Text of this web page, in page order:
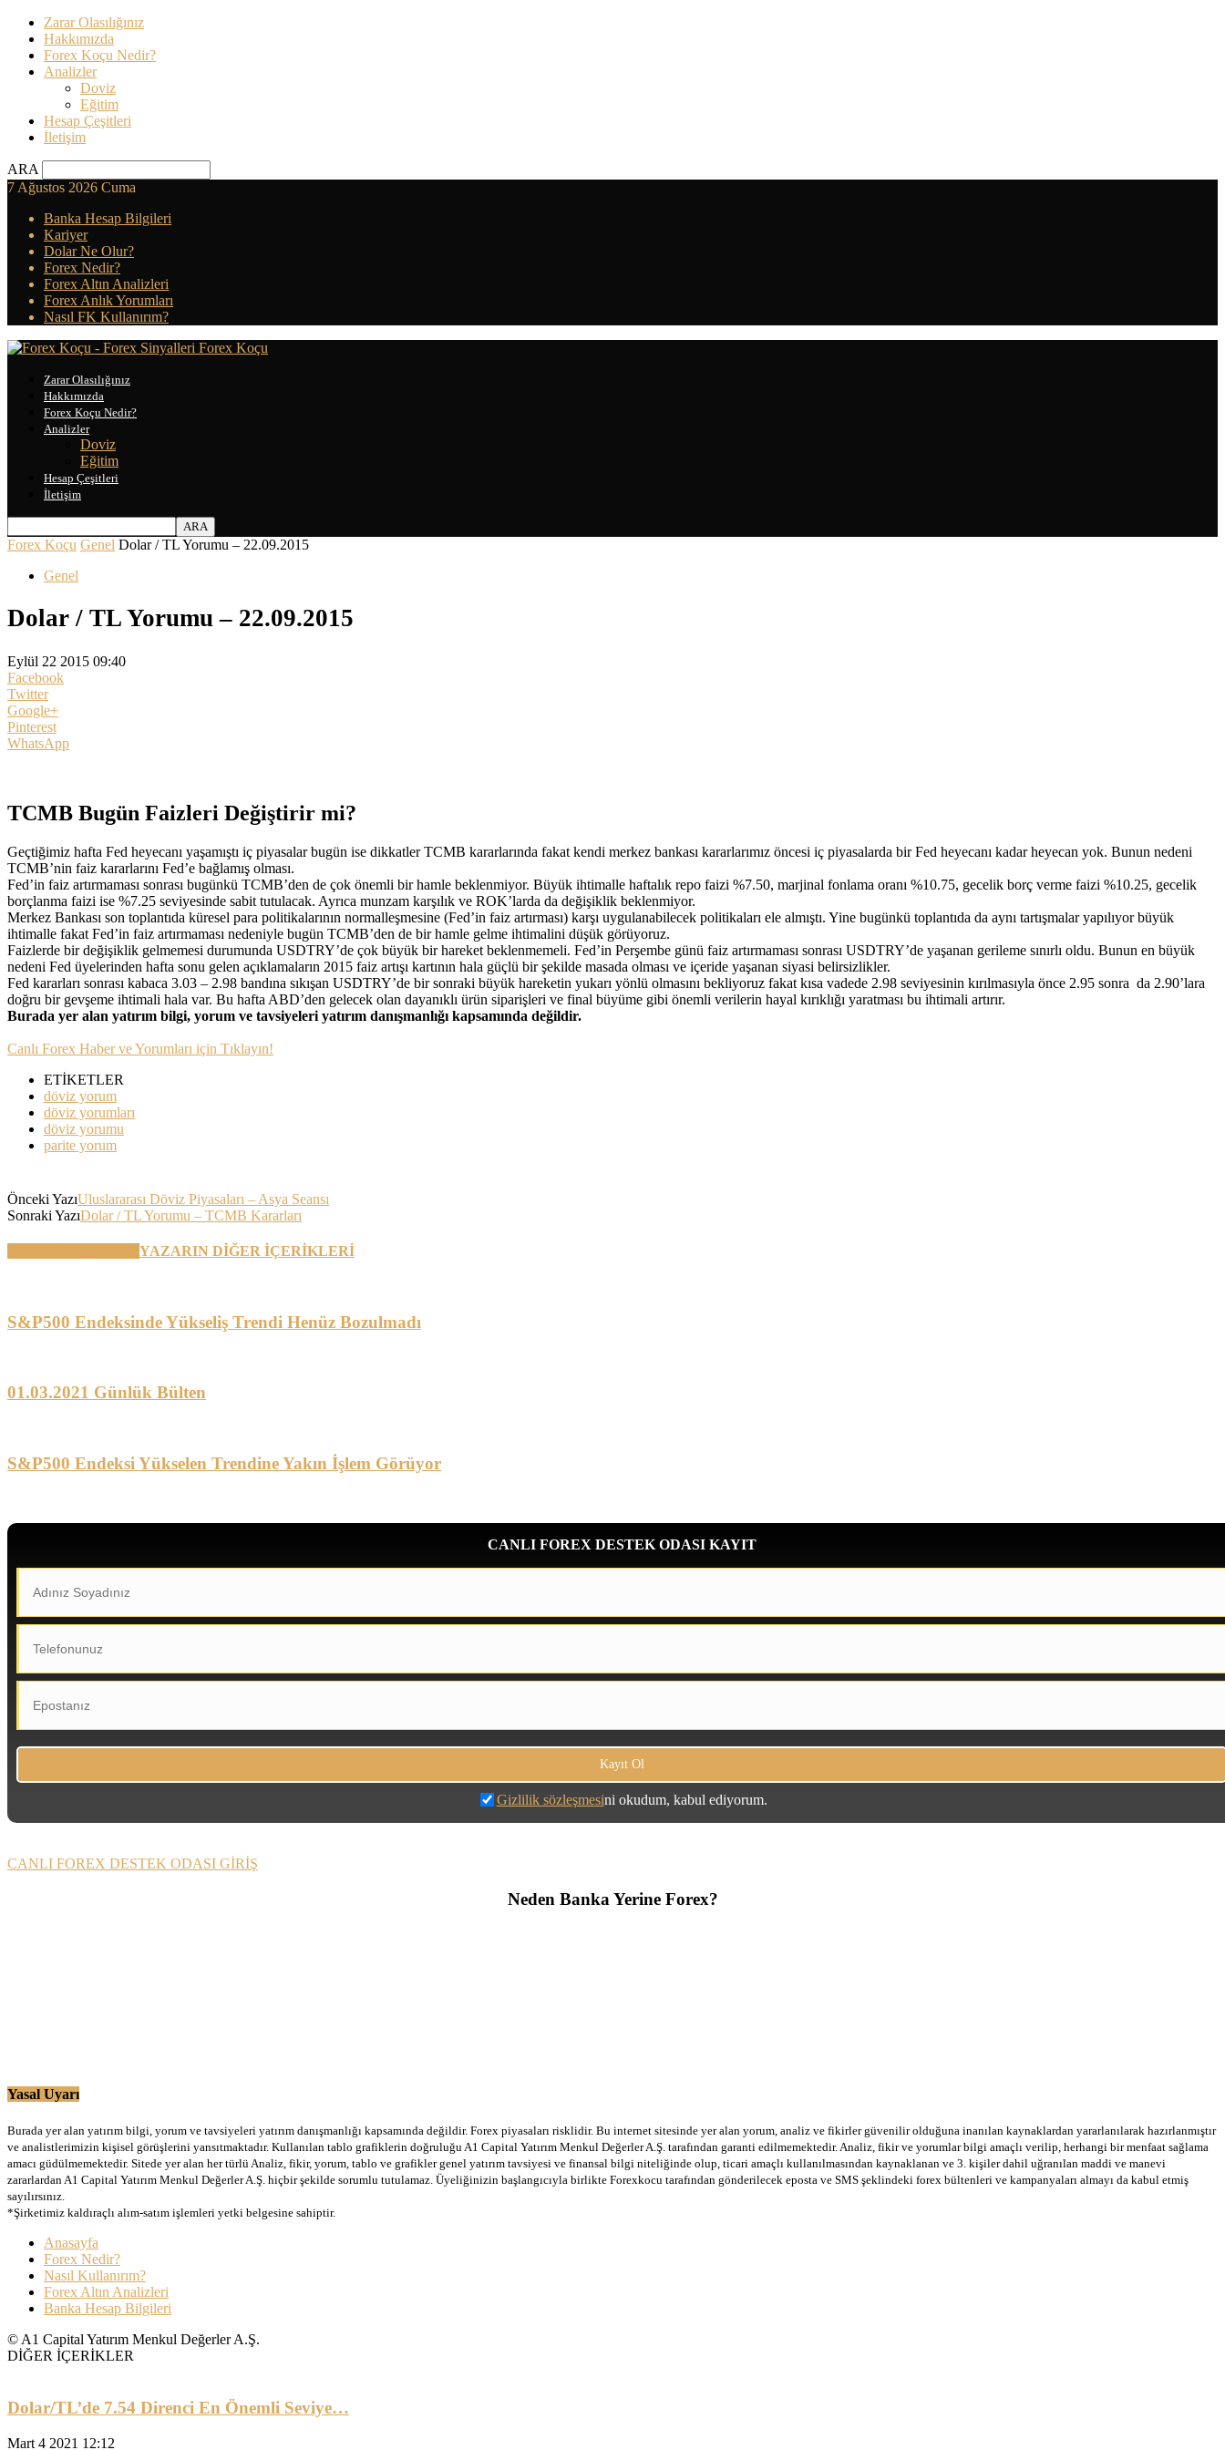
Zarar Olasılığınız
Hakkımızda
Forex Koçu Nedir?
Analizler
Doviz
Eğitim
Hesap Çeşitleri
İletişim
ARA
7 Ağustos 2026 Cuma
Banka Hesap Bilgileri
Kariyer
Dolar Ne Olur?
Forex Nedir?
Forex Altın Analizleri
Forex Anlık Yorumları
Nasıl FK Kullanırım?
Forex Koçu
Zarar Olasılığınız
Hakkımızda
Forex Koçu Nedir?
Analizler
Doviz
Eğitim
Hesap Çeşitleri
İletişim
Forex Koçu Genel Dolar / TL Yorumu – 22.09.2015
Genel
Dolar / TL Yorumu – 22.09.2015
Eylül 22 2015 09:40
Facebook
Twitter
Google+
Pinterest
WhatsApp
TCMB Bugün Faizleri Değiştirir mi?
Geçtiğimiz hafta Fed heyecanı yaşamıştı iç piyasalar bugün ise dikkatler TCMB kararlarında fakat kendi merkez bankası kararlarımız öncesi iç piyasalarda bir Fed heyecanı kadar heyecan yok. Bunun nedeni
TCMB’nin faiz kararlarını Fed’e bağlamış olması.
Fed’in faiz artırmaması sonrası bugünkü TCMB’den de çok önemli bir hamle beklenmiyor. Büyük ihtimalle haftalık repo faizi %7.50, marjinal fonlama oranı %10.75, gecelik borç verme faizi %10.25, gecelik
borçlanma faizi ise %7.25 seviyesinde sabit tutulacak. Ayrıca munzam karşılık ve ROK’larda da değişiklik beklenmiyor.
Merkez Bankası son toplantıda küresel para politikalarının normalleşmesine (Fed’in faiz artırması) karşı uygulanabilecek politikaları ele almıştı. Yine bugünkü toplantıda da aynı tartışmalar yapılıyor büyük
ihtimalle fakat Fed’in faiz artırmaması nedeniyle bugün TCMB’den de bir hamle gelme ihtimalini düşük görüyoruz.
Faizlerde bir değişiklik gelmemesi durumunda USDTRY’de çok büyük bir hareket beklenmemeli. Fed’in Perşembe günü faiz artırmaması sonrası USDTRY’de yaşanan gerileme sınırlı oldu. Bunun en büyük
nedeni Fed üyelerinden hafta sonu gelen açıklamaların 2015 faiz artışı kartının hala güçlü bir şekilde masada olması ve içeride yaşanan siyasi belirsizlikler.
Fed kararları sonrası kabaca 3.03 – 2.98 bandına sıkışan USDTRY’de bir sonraki büyük hareketin yukarı yönlü olmasını bekliyoruz fakat kısa vadede 2.98 seviyesinin kırılmasıyla önce 2.95 sonra da 2.90’lara
doğru bir gevşeme ihtimali hala var. Bu hafta ABD’den gelecek olan dayanıklı ürün siparişleri ve final büyüme gibi önemli verilerin hayal kırıklığı yaratması bu ihtimali artırır.
Burada yer alan yatırım bilgi, yorum ve tavsiyeleri yatırım danışmanlığı kapsamında değildir.
Canlı Forex Haber ve Yorumları için Tıklayın!
ETİKETLER
döviz yorum
döviz yorumları
döviz yorumu
parite yorum
Önceki YazıUluslararası Döviz Piyasaları – Asya Seansı
Sonraki YazıDolar / TL Yorumu – TCMB Kararları
YAZARIN DİĞER İÇERİKLERİ
S&P500 Endeksinde Yükseliş Trendi Henüz Bozulmadı
01.03.2021 Günlük Bülten
S&P500 Endeksi Yükselen Trendine Yakın İşlem Görüyor
CANLI FOREX DESTEK ODASI KAYIT
Gizlilik sözleşmesini okudum, kabul ediyorum.
CANLI FOREX DESTEK ODASI GİRİŞ
Neden Banka Yerine Forex?
Yasal Uyarı
Burada yer alan yatırım bilgi, yorum ve tavsiyeleri yatırım danışmanlığı kapsamında değildir. Forex piyasaları risklidir. Bu internet sitesinde yer alan yorum, analiz ve fikirler güvenilir olduğuna inanılan kaynaklardan yararlanılarak hazırlanmıştır
ve analistlerimizin kişisel görüşlerini yansıtmaktadır. Kullanılan tablo grafiklerin doğruluğu A1 Capital Yatırım Menkul Değerler A.Ş. tarafından garanti edilmemektedir. Analiz, fikir ve yorumlar bilgi amaçlı verilip, herhangi bir menfaat sağlama
amacı güdülmemektedir. Sitede yer alan her türlü Analiz, fikir, yorum, tablo ve grafikler genel yatırım tavsiyesi ve finansal bilgi niteliğinde olup, ticari amaçlı kullanılmasından kaynaklanan ve 3. kişiler dahil uğranılan maddi ve manevi
zararlardan A1 Capital Yatırım Menkul Değerler A.Ş. hiçbir şekilde sorumlu tutulamaz. Üyeliğinizin başlangıcıyla birlikte Forexkocu tarafından gönderilecek eposta ve SMS şeklindeki forex bültenleri ve kampanyaları almayı da kabul etmiş
sayılırsınız.
*Şirketimiz kaldıraçlı alım-satım işlemleri yetki belgesine sahiptir.
Anasayfa
Forex Nedir?
Nasıl Kullanırım?
Forex Altın Analizleri
Banka Hesap Bilgileri
© A1 Capital Yatırım Menkul Değerler A.Ş.
DİĞER İÇERİKLER
Dolar/TL’de 7.54 Direnci En Önemli Seviye…
Mart 4 2021 12:12